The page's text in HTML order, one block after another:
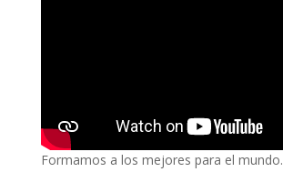
Formamos a los mejores para el mundo.